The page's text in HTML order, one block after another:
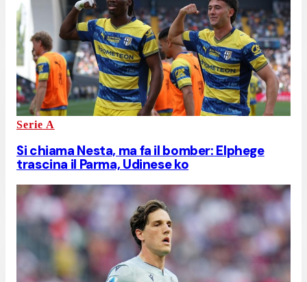
Serie A
Si chiama Nesta, ma fa il bomber: Elphege
trascina il Parma, Udinese ko